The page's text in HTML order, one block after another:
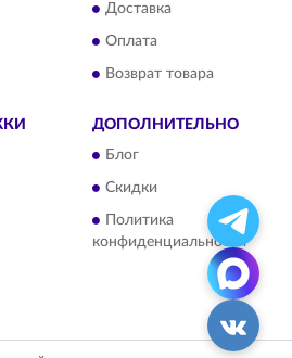
Доставка
Оплата
Возврат товара
ДОПОЛНИТЕЛЬНО
Блог
Скидки
Политика
конфиденциальности